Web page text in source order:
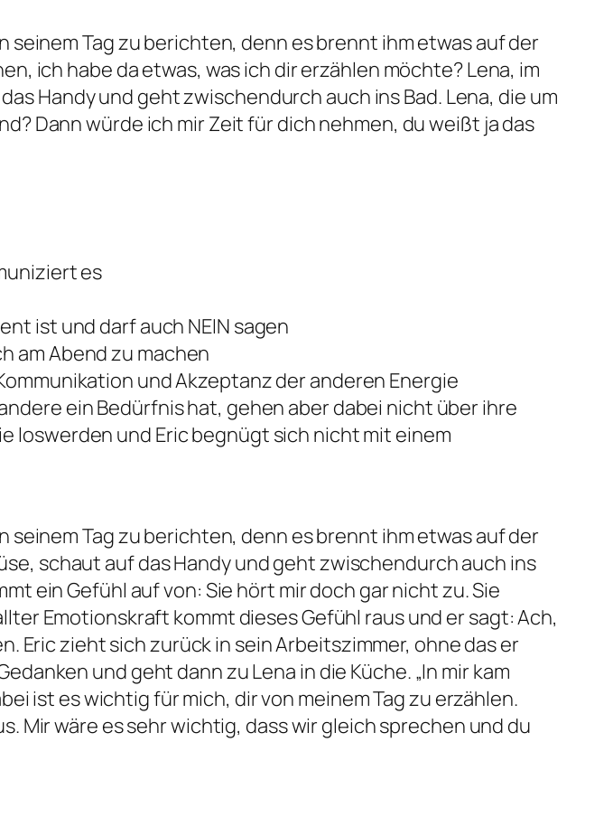
Tag zu berichten, denn es brennt ihm etwas auf der
ich habe da etwas, was ich dir erzählen möchte? Lena, im
Handy und geht zwischendurch auch ins Bad. Lena, die um
Dann würde ich mir Zeit für dich nehmen, du weißt ja das
es
ist und darf auch NEIN sagen
am Abend zu machen
und Akzeptanz der anderen Energie
ein Bedürfnis hat, gehen aber dabei nicht über ihre
loswerden und Eric begnügt sich nicht mit einem
Tag zu berichten, denn es brennt ihm etwas auf der
schaut auf das Handy und geht zwischendurch auch ins
ein Gefühl auf von: Sie hört mir doch gar nicht zu. Sie
Emotionskraft kommt dieses Gefühl raus und er sagt: Ach,
Eric zieht sich zurück in sein Arbeitszimmer, ohne das er
und geht dann zu Lena in die Küche. „In mir kam
ist es wichtig für mich, dir von meinem Tag zu erzählen.
Mir wäre es sehr wichtig, dass wir gleich sprechen und du